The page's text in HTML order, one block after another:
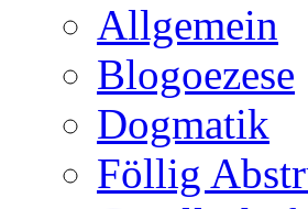
Allgemein
Blogoezese
Dogmatik
Föllig